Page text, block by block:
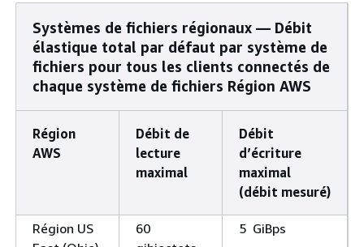
Systèmes de fichiers régionaux — Débit
élastique total par défaut par système de
fichiers pour tous les clients connectés de
chaque système de fichiers Région AWS
Région
AWS
Débit de
lecture
maximal
Débit
d’écriture
maximal
(débit mesuré)
Région US
60
5 GiBps